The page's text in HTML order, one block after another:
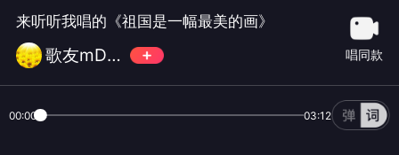
来听听我唱的《祖国是一幅最美的画》
歌友mDrNgo 唱同款
00:00 03:12